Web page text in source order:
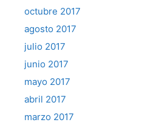
octubre 2017
agosto 2017
julio 2017
junio 2017
mayo 2017
abril 2017
marzo 2017